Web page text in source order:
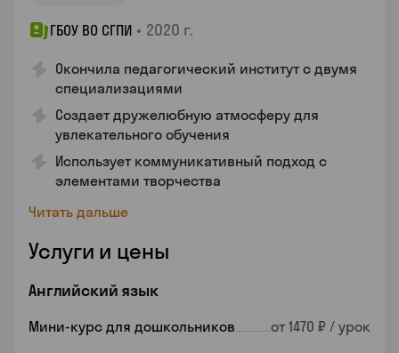
ГБОУ ВО СГПИ • 2020 г.
Окончила педагогический институт с двумя
специализациями
Создает дружелюбную атмосферу для
увлекательного обучения
Использует коммуникативный подход с
элементами творчества
Читать дальше
Услуги и цены
Английский язык
Мини-курс для дошкольников от 1470 ₽ / урок